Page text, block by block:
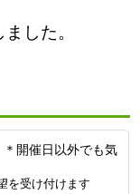
した。
開催日以外でも気
を受け付けます